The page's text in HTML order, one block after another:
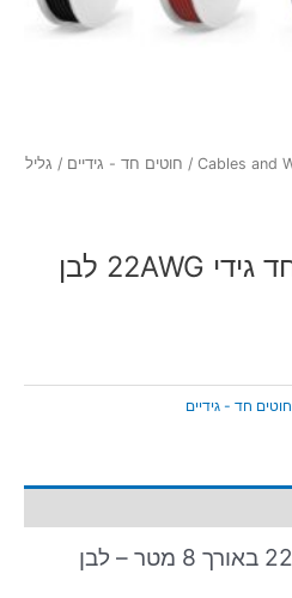
/ חוטים חד - גידיים / גליל
חוטים חד - גידיים